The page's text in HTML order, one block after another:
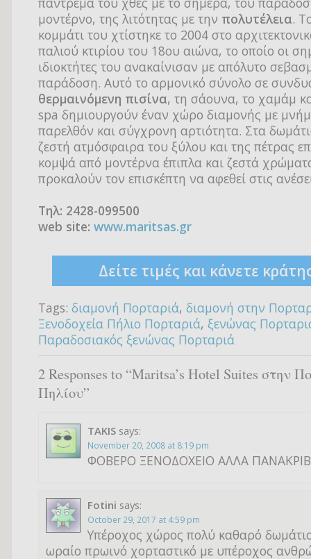
μοντέρνο, της λιτότητας με την πολυτέλεια.
κομμάτι του χτίστηκε το 2004 στο
παλιού κτιρίου του 18ου αιώνα, το οποίο οι
ιδιοκτήτες του ανακαίνισαν με απόλυτο
παράδοση. Αυτό το αρμονικό σύνολο σε
θερμαινόμενη πισίνα, τη σάουνα, το χαμάμ
spa δημιουργούν έναν χώρο διαμονής με
παρελθόν και σύγχρονη αρτιότητα. Στα
ζεστή ατμόσφαιρα του ξύλου και της πέτρας
κομψά από μοντέρνα έπιπλα και ζεστά
προκαλούν τον επισκέπτη να αφεθεί στις
Τηλ: 2428-099500
web site: www.maritsas.gr
Δείτε τιμές και κάνετε
Tags: διαμονή Πορταριά, διαμονή στην
Ξενοδοχεία Πήλιο Πορταριά, ξενώνας
Παραδοσιακός ξενώνας Πορταριά
2 Responses to “Maritsa’s Hotel Suites στην
Πηλίου”
TAKIS says:
November 20, 2008 at 8:19 pm
ΦΟΒΕΡΟ ΞΕΝΟΔΟΧΕΙΟ ΑΛΛΑ
Fotini says:
October 29, 2017 at 4:59 pm
Υπέροχος χώρος πολύ καθαρό
ωραίο πρωινό χορταστικό με υπέροχος